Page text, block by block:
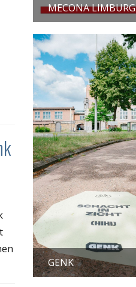
MECONA LIMBURG
GENK